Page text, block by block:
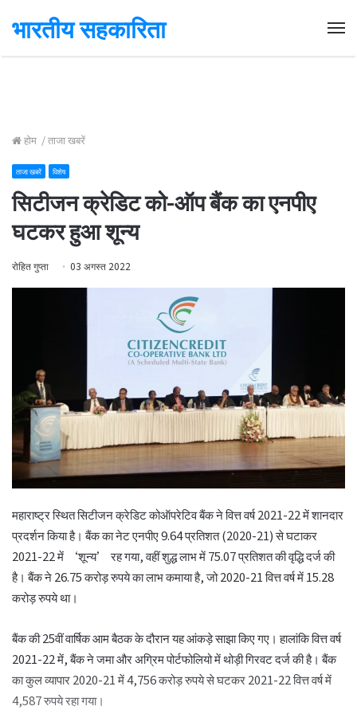
भारतीय सहकारिता
होम /ताजा खबरें
ताजा खबरें विशेष
सिटीजन क्रेडिट को-ऑप बैंक का एनपीए
घटकर हुआ शून्य
रोहित गुप्ता 03 अगस्त 2022
महाराष्ट्र स्थित सिटीजन क्रेडिट कोऑपरेटिव बैंक ने वित्त वर्ष 2021-22 में शानदार
प्रदर्शन किया है। बैंक का नेट एनपीए 9.64 प्रतिशत (2020-21) से घटाकर
2021-22 में ‘शून्य’ रह गया, वहीं शुद्ध लाभ में 75.07 प्रतिशत की वृद्धि दर्ज की
है। बैंक ने 26.75 करोड़ रुपये का लाभ कमाया है, जो 2020-21 वित्त वर्ष में 15.28
करोड़ रुपये था।
बैंक की 25वीं वार्षिक आम बैठक के दौरान यह आंकड़े साझा किए गए। हालांकि वित्त वर्ष
2021-22 में, बैंक ने जमा और अग्रिम पोर्टफोलियो में थोड़ी गिरवट दर्ज की है। बैंक
का कुल व्यापार 2020-21 में 4,756 करोड़ रुपये से घटकर 2021-22 वित्त वर्ष में
4,587 रुपये रहा गया।